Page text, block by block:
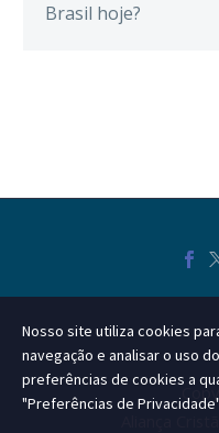
Brasil hoje?
Aliança
Nosso site utiliza cookies
navegação e analisar o uso
preferências de cookies a
"Preferências de